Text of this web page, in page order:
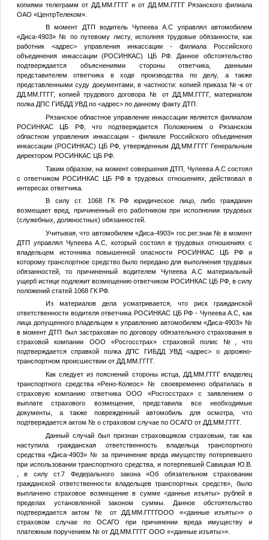
копиями телеграмм от ДД.ММ.ГГГГ и от ДД.ММ.ГГГГ Рязанского филиала
ОАО «ЦентрТелеком».
В момент ДТП водительЧупеева А.С управлял автомобилем
«Диса-4903» № по путевому листу, исполняя трудовые обязанности, как
работник <адрес> управления инкассации - филиала Российского
объединения инкассации (РОСИНКАС) ЦБ РФ. Данное обстоятельство
подтверждается объяснениями стороны ответчика, данными
представителем ответчика в ходе производства по делу, а также
представленными суду документами, в частности: копией приказа №-к от
ДД.ММ.ГГГГ, копией трудового договора № от ДД.ММ.ГГГГ, материалом
полка ДПС ГИБДД УВД по <адрес>по данному факту ДТП.
Рязанское областное управление инкассации является филиалом
РОСИНКАС ЦБ РФ, что подтверждается Положением о Рязанском
областном управления инкассации - филиале Российского объединения
инкассации (РОСИНКАС) ЦБ РФ, утвержденным ДД.ММ.ГГГГ Генеральным
директором РОСИНКАС ЦБ РФ.
Таким образом, на момент совершения ДТП, Чупеева А.Ссостоял
с ответчиком РОСИНКАС ЦБ РФ в трудовых отношениях, действовал в
интересах ответчика.
В силу ст. 1068 ГК РФ юридическое лицо, либо гражданин
возмещает вред, причиненный его работником при исполнении трудовых
(служебных, должностных) обязанностей.
Учитывая, что автомобилем «Диса-4903» гос.рег.знак № в момент
ДТП управлял Чупеева А.С , который состоял в трудовых отношениях с
владельцем источника повышенной опасности РОСИНКАС ЦБ РФ и
которому транспортное средство было передано для выполнения трудовых
обязанностей, то причиненный водителем Чупеева А.Сматериальный
ущерб истице подлежит возмещению ответчиком РОСИНКАС ЦБ РФ, в силу
положений статей 1068 ГК РФ.
Из материалов дела усматривается, что риск гражданской
ответственности водителя ответчика РОСИНКАС ЦБ РФ - Чупеева А.С, как
лица допущенного владельцем к управлению автомобилем «Диса-4903» №
в момент ДТП был застрахован по договору обязательного страхования в
страховой компании ООО «Росгосстрах» страховой полис №
, что
подтверждается справкой полка ДПС ГИБДД УВД<адрес> о дорожно-
транспортном происшествии от ДД.ММ.ГГГГ.
Как следует из пояснений стороны истца, ДД.ММ.ГГГГвладелец
транспортного средства «Рено-Колеос»
№
своевременно обратилась в
страховую компанию ответчика ООО «Росгосстрах» с заявлением о
выплате страхового возмещения, представила все необходимые
документы, а также поврежденный автомобиль для осмотра, что
подтверждается актом №о страховом случае по ОСАГО от ДД.ММ.ГГГГ.
Данный случай был признан страховщиком страховым, так как
наступила гражданская ответственность владельца транспортного
средства «Диса-4903» № за причинение вреда имуществу потерпевшего
при использовании транспортного средства, и потерпевшейСавицкая Ю.В.
, в силу ст.7 Федерального закона «Об обязательном страховании
гражданской ответственности владельцев транспортных средств», было
выплачено страховое возмещение в сумме <данные изъяты> рублей в
пределах установленной законом суммы. Данное обстоятельство
подтверждается актом
№ от ДД.ММ.ГГГГООО «<данные изъяты>» о
страховом случае по ОСАГО при причинении вреда имуществу и
платежным поручением №от ДД.ММ.ГГГГООО «<данные изъяты>».